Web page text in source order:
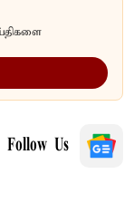
Follow Us